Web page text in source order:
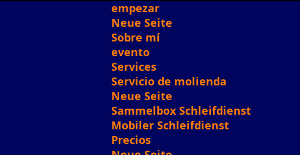
empezar
Neue Seite
Sobre mí
evento
Services
Servicio de molienda
Neue Seite
Sammelbox Schleifdienst
Mobiler Schleifdienst
Precios